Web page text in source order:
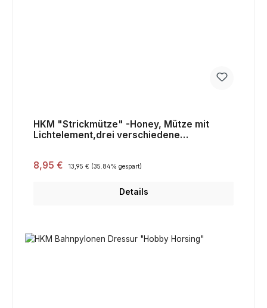
HKM "Strickmütze" -Honey, Mütze mit
Lichtelement,drei verschiedene
Verkaufspreis:
8,95 € Regulärer Preis:
13,95 € (35.84% gespart)
Details